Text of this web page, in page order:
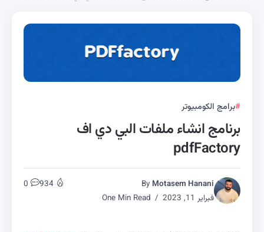
برامج الكومبيوتر
برنامج انشاء ملفات البي دي اف
pdfFactory
By Motasem Hanani
فبراير 11, 2023
934
0